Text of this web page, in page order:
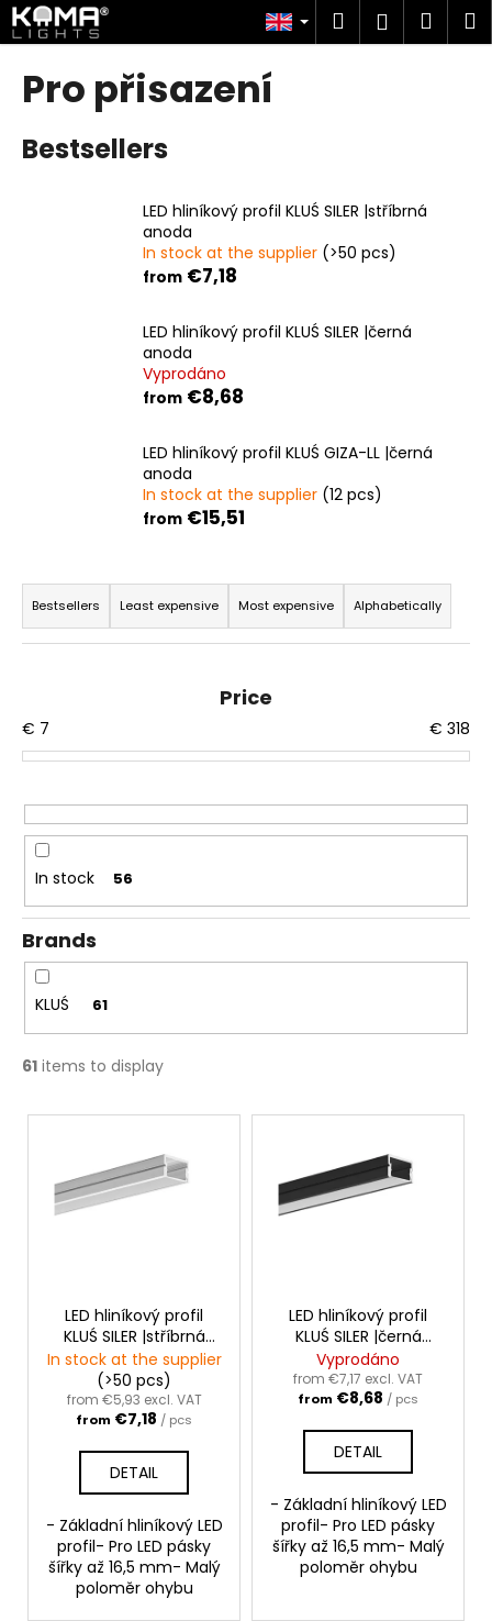
Skip
to
content
Search
Login
Pro přisazení
Bestsellers
LED hliníkový profil KLUŚ SILER |stříbrná
anoda
In stock at the supplier (>50 pcs)
from €7,18
LED hliníkový profil KLUŚ SILER |černá
anoda
Vyprodáno
from €8,68
LED hliníkový profil KLUŚ GIZA-LL |černá
anoda
In stock at the supplier (12 pcs)
from €15,51
P
o
c
t
o
r
n
g
Bestsellers Least expensive Most expensive Alphabetically
Price
€ 7 € 318
In stock 56
Brands
KLUŚ 61
61 items to display
L
LED hliníkový profil
KLUŚ SILER |stříbrná
anoda
In stock at the supplier
(>50 pcs)
from €5,93 excl. VAT
from €7,18 / pcs
DETAIL
- Základní hliníkový LED
profil- Pro LED pásky
šířky až 16,5 mm- Malý
poloměr ohybu
LED hliníkový profil
KLUŚ SILER |černá
anoda
Vyprodáno
from €7,17 excl. VAT
from €8,68 / pcs
DETAIL
- Základní hliníkový LED
profil- Pro LED pásky
šířky až 16,5 mm- Malý
poloměr ohybu
C
a
h
g
f
o
SEARCH
W
e
r
e
c
m
n